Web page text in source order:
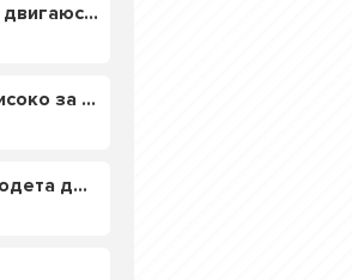
Муру мур мур двигаюсь на мурмулях
Там на небі високо за хмарами
Моя собачка одета дороже тебя